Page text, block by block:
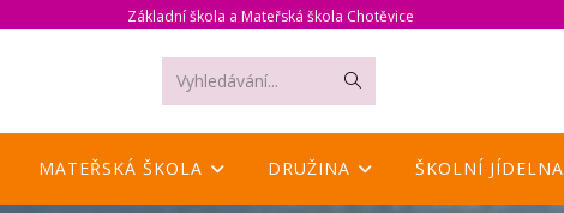
Základní škola a Mateřská škola Chotěvice
Vyhledávání...
hledání
MATEŘSKÁ ŠKOLA DRUŽINA ŠKOLNÍ JÍDELNA